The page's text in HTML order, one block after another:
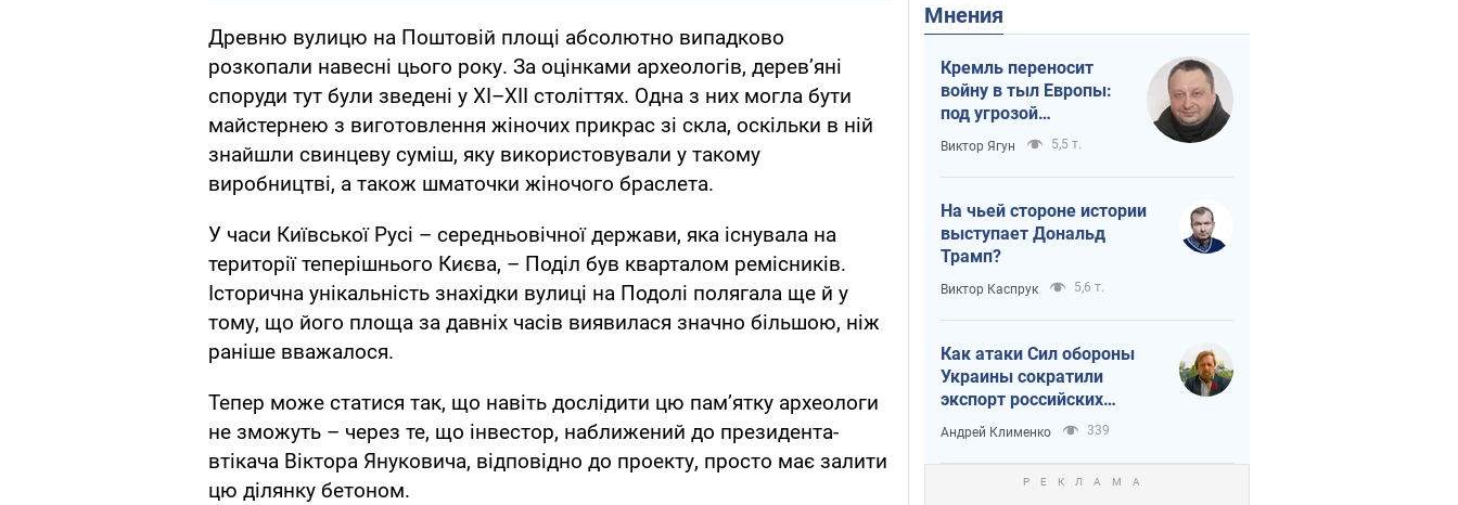
Древню вулицю на Поштовій площі абсолютно випадково
розкопали навесні цього року. За оцінками археологів, дерев’яні
споруди тут були зведені у ХI–XII століттях. Одна з них могла бути
майстернею з виготовлення жіночих прикрас зі скла, оскільки в ній
знайшли свинцеву суміш, яку використовували у такому
виробництві, а також шматочки жіночого браслета.
У часи Київської Русі – середньовічної держави, яка існувала на
території теперішнього Києва, – Поділ був кварталом ремісників.
Історична унікальність знахідки вулиці на Подолі полягала ще й у
тому, що його площа за давніх часів виявилася значно більшою, ніж
раніше вважалося.
Тепер може статися так, що навіть дослідити цю пам’ятку археологи
не зможуть – через те, що інвестор, наближений до президента-
втікача Віктора Януковича, відповідно до проекту, просто має залити
цю ділянку бетоном.
Мнения
Кремль переносит
войну в тыл Европы:
под угрозой
критическая
логистика
Виктор Ягун 5,5 т.
На чьей стороне истории
выступает Дональд
Трамп?
Виктор Каспрук 5,6 т.
Как атаки Сил обороны
Украины сократили
экспорт российских
нефтепродуктов
Андрей Клименко 339